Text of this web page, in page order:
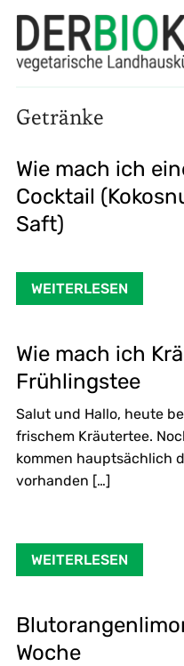
Getränke
Wie mach ich
Cocktail
Saft)
WEITERLESEN
Wie mach ich
Frühlingstee
Salut und Hallo, heute
frischem Kräutertee.
kommen hauptsächlich
vorhanden […]
WEITERLESEN
Woche